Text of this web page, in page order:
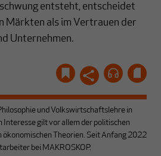
entsteht, entscheidet
Märkten als im Vertrauen der
Unternehmen.
und Volkswirtschaftslehre in
Interesse gilt vor allem der politischen
ökonomischen Theorien. Seit Anfang 2022
bei MAKROSKOP.